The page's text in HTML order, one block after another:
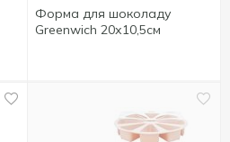
Форма для шоколаду
Greenwich 20х10,5см